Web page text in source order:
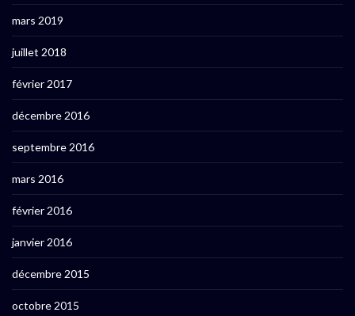
mars 2019
juillet 2018
février 2017
décembre 2016
septembre 2016
mars 2016
février 2016
janvier 2016
décembre 2015
octobre 2015